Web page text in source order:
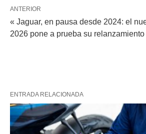
ANTERIOR
« Jaguar, en pausa desde 2024: el
2026 pone a prueba su relanzamiento
ENTRADA RELACIONADA